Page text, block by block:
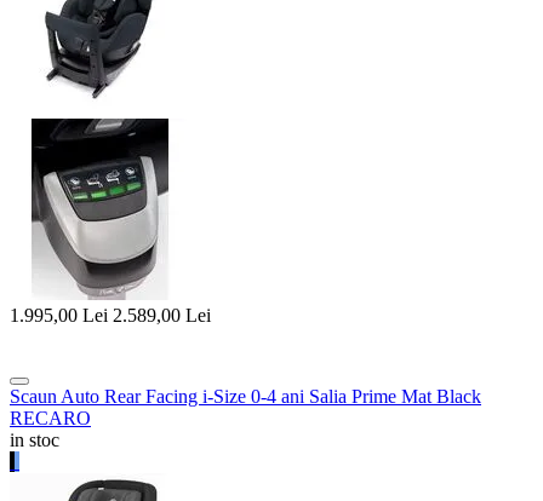
1.995,00 Lei 2.589,00 Lei
Scaun Auto Rear Facing i-Size 0-4 ani Salia Prime Mat Black
RECARO
in stoc